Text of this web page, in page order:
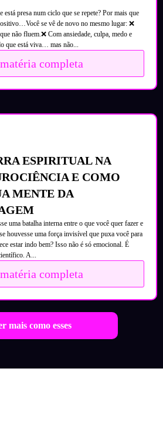
está presa num ciclo que se repete? Por mais que
se vê de novo no mesmo lugar: ❌
não fluem.❌ Com ansiedade, culpa, medo e
que está viva… mas não...
completa
ESPIRITUAL NA
E COMO
MENTE DA
uma batalha interna entre o que você quer fazer e
houvesse uma força invisível que puxa você para
estar indo bem? Isso não é só emocional. É
A...
completa
mais como esses